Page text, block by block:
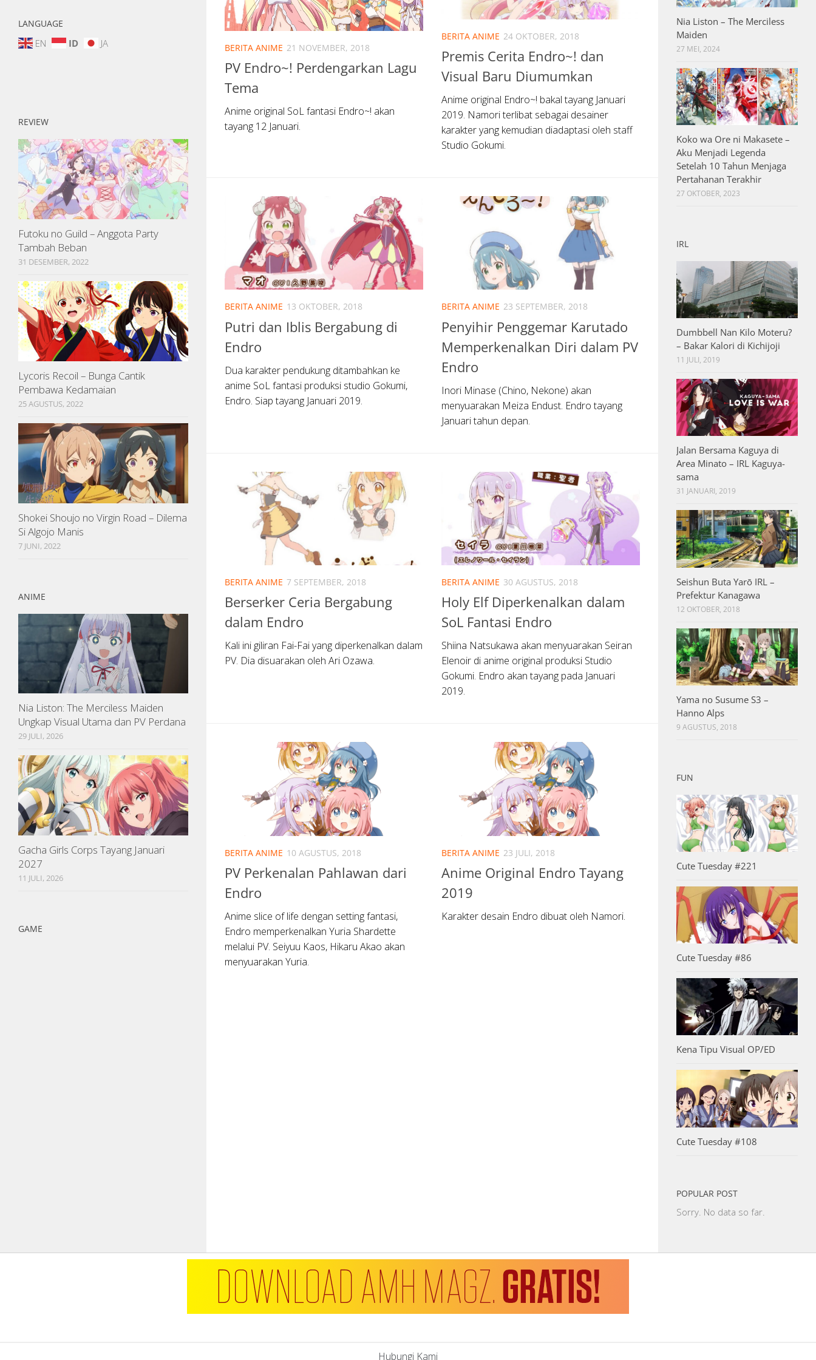
BERITA ANIME 21 NOVEMBER, 2018
PV Endro~! Perdengarkan Lagu
Tema
Anime original SoL fantasi Endro~! akan
tayang 12 Januari.
BERITA ANIME 24 OKTOBER, 2018
Premis Cerita Endro~! dan
Visual Baru Diumumkan
Anime original Endro~! bakal tayang Januari
2019. Namori terlibat sebagai desainer
karakter yang kemudian diadaptasi oleh staff
Studio Gokumi.
BERITA ANIME 13 OKTOBER, 2018
Putri dan Iblis Bergabung di
Endro
Dua karakter pendukung ditambahkan ke
anime SoL fantasi produksi studio Gokumi,
Endro. Siap tayang Januari 2019.
BERITA ANIME 23 SEPTEMBER, 2018
Penyihir Penggemar Karutado
Memperkenalkan Diri dalam PV
Endro
Inori Minase (Chino, Nekone) akan
menyuarakan Meiza Endust. Endro tayang
Januari tahun depan.
BERITA ANIME 7 SEPTEMBER, 2018
Berserker Ceria Bergabung
dalam Endro
Kali ini giliran Fai-Fai yang diperkenalkan dalam
PV. Dia disuarakan oleh Ari Ozawa.
BERITA ANIME 30 AGUSTUS, 2018
Holy Elf Diperkenalkan dalam
SoL Fantasi Endro
Shiina Natsukawa akan menyuarakan Seiran
Elenoir di anime original produksi Studio
Gokumi. Endro akan tayang pada Januari
2019.
BERITA ANIME 10 AGUSTUS, 2018
PV Perkenalan Pahlawan dari
Endro
Anime slice of life dengan setting fantasi,
Endro memperkenalkan Yuria Shardette
melalui PV. Seiyuu Kaos, Hikaru Akao akan
menyuarakan Yuria.
BERITA ANIME 23 JULI, 2018
Anime Original Endro Tayang
2019
Karakter desain Endro dibuat oleh Namori.
LANGUAGE
EN ID JA
REVIEW
Futoku no Guild – Anggota Party
Tambah Beban
31 DESEMBER, 2022
Lycoris Recoil – Bunga Cantik
Pembawa Kedamaian
25 AGUSTUS, 2022
Shokei Shoujo no Virgin Road – Dilema
Si Algojo Manis
7 JUNI, 2022
ANIME
Nia Liston: The Merciless Maiden
Ungkap Visual Utama dan PV Perdana
29 JULI, 2026
Gacha Girls Corps Tayang Januari
2027
11 JULI, 2026
GAME
Nia Liston – The Merciless
Maiden
27 MEI, 2024
Koko wa Ore ni Makasete –
Aku Menjadi Legenda
Setelah 10 Tahun Menjaga
Pertahanan Terakhir
27 OKTOBER, 2023
IRL
Dumbbell Nan Kilo Moteru?
– Bakar Kalori di Kichijoji
11 JULI, 2019
Jalan Bersama Kaguya di
Area Minato – IRL Kaguya-
sama
31 JANUARI, 2019
Seishun Buta Yarō IRL –
Prefektur Kanagawa
12 OKTOBER, 2018
Yama no Susume S3 –
Hanno Alps
9 AGUSTUS, 2018
FUN
Cute Tuesday #221
Cute Tuesday #86
Kena Tipu Visual OP/ED
Cute Tuesday #108
POPULAR POST
Sorry. No data so far.
Hubungi Kami